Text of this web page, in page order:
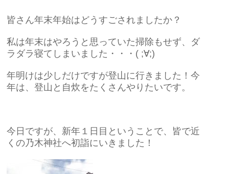
皆さん年末年始はどうすごされましたか？
私は年末はやろうと思っていた掃除もせず、ダ
ラダラ寝てしまいました・・・( ;∀;)
年明けは少しだけですが登山に行きました！今
年は、登山と自炊をたくさんやりたいです。
今日ですが、新年１日目ということで、皆で近
くの乃木神社へ初詣にいきました！